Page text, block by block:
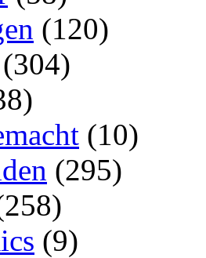
(120)
(304)
(10)
(295)
(9)